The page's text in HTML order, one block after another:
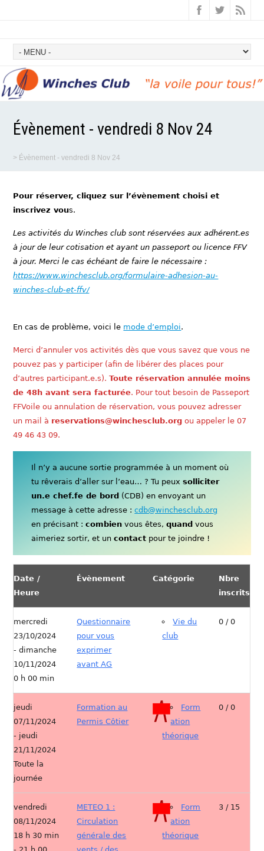
Évènement - vendredi 8 Nov 24
> Évènement - vendredi 8 Nov 24
Pour réserver, cliquez sur l’évènement choisi et
inscrivez vous.
Les activités du Winches club sont réservées aux adhérent.es
à jour de leur cotisation et ayant un passeport ou licence FFV
à jour. Merci le cas échéant de faire le nécessaire :
https://www.winchesclub.org/formulaire-adhesion-au-
winches-club-et-ffv/
En cas de problème, voici le mode d’emploi.
Merci d’annuler vos activités dès que vous savez que vous ne
pouvez pas y participer (afin de libérer des places pour
d’autres participant.e.s).Toute réservation annulée moins
de 48h avant sera facturée. Pour tout besoin de Passeport
FFVoile ou annulation de réservation, vous pouvez adresser
un mail à reservations@winchesclub.org ou appeler le 07
49 46 43 09.
Il n’y a aucune sortie programmée à un moment où
tu rêverais d’aller sur l’eau… ? Tu peuxsolliciter
un.e chef.fe de bord (CDB) en envoyant un
message à cette adresse :cdb@winchesclub.org
en précisant :combien vous êtes,quand vous
aimeriez sortir, et uncontact pour te joindre !
Date /
Heure
Évènement Catégorie
Nbre
inscrits
mercredi
23/10/2024
- dimanche
10/11/2024
0 h 00 min
Questionnaire
pour vous
exprimer
avant AG
Vie du
club
0 / 0
jeudi
07/11/2024
- jeudi
21/11/2024
Toute la
journée
Formation au
Permis Côtier
Form
ation
théorique
0 / 0
vendredi
08/11/2024
18 h 30 min
METEO 1 :
Circulation
générale des
Form
ation
théorique
3 / 15